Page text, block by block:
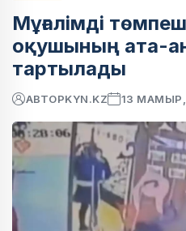
Мұғалімді
оқушының ата-
тартылады
АВТОРKYN.KZ 13